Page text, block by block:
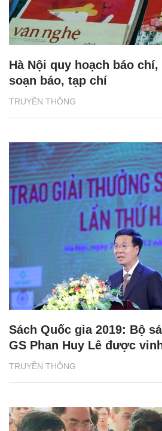
TRUYỀN THÔNG
Hà Nội quy hoạch báo
soạn báo, tạp chí
TRUYỀN THÔNG
Sách Quốc gia 2019: Bộ
GS Phan Huy Lê được